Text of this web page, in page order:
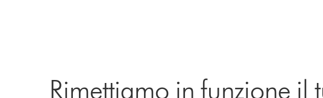
Rimettiamo in funzione il